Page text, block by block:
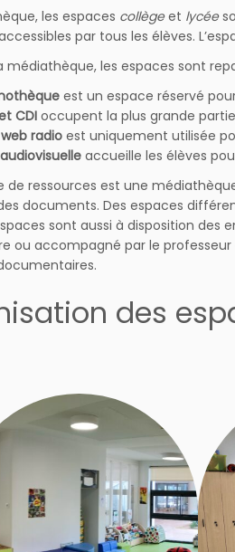
les espaces collègeet lycée
par tous les élèves.
médiathèque, les espaces sont
est un espace réservé
CDIoccupent la plus grande
radio est uniquement utilisée
accueille les élèves
de ressources est une
documents. Des espaces
sont aussi à disposition des
ou accompagné par le
des